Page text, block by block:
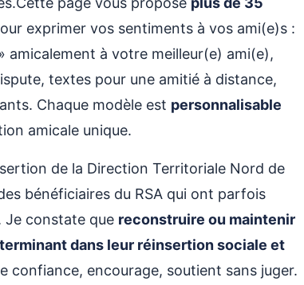
↳
❓ Combien d’ami(e)s proches peut-on
réellement avoir ?
nous éloigne (enfants, carrière,
déménagement) ?
l’Équilibre de Vie
📚 Articles Complémentaires sur Notre Site
exprimer vos sentiments à vos ami(e)s :
amicalement à votre meilleur(e) ami(e),
textes pour une amitié à distance,
Chaque modèle est personnalisable
amicale unique.
de la Direction Territoriale Nord de
bénéficiaires du RSA qui ont parfois
Je constate que reconstruire ou maintenir
dans leur réinsertion sociale et
confiance, encourage, soutient sans juger.